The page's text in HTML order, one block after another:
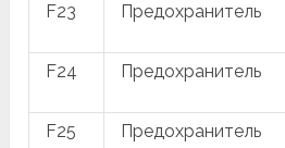
F23 Предохранитель
F24 Предохранитель
F25 Предохранитель